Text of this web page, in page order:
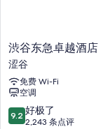
50-英寸智能电视，
暖气、每日客房清
渋
谷
东
急
卓
越
酒
渋谷东急卓越酒店
涩谷
免费 Wi-Fi
空调
9.2
分，
9.2 好极了
2,243 条点评